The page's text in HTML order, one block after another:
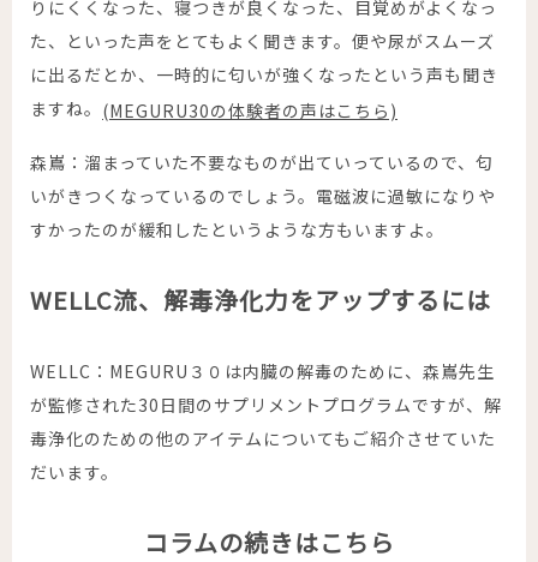
りにくくなった、寝つきが良くなった、目覚めがよくなっ
た、といった声をとてもよく聞きます。便や尿がスムーズ
に出るだとか、一時的に匂いが強くなったという声も聞き
ますね。 (MEGURU30の体験者の声はこちら)
森嶌：溜まっていた不要なものが出ていっているので、匂
いがきつくなっているのでしょう。電磁波に過敏になりや
すかったのが緩和したというような方もいますよ。
WELLC流、解毒浄化力をアップするには
WELLC：MEGURU３０は内臓の解毒のために、森嶌先生
が監修された30日間のサプリメントプログラムですが、解
毒浄化のための他のアイテムについてもご紹介させていた
だいます。
コラムの続きはこちら